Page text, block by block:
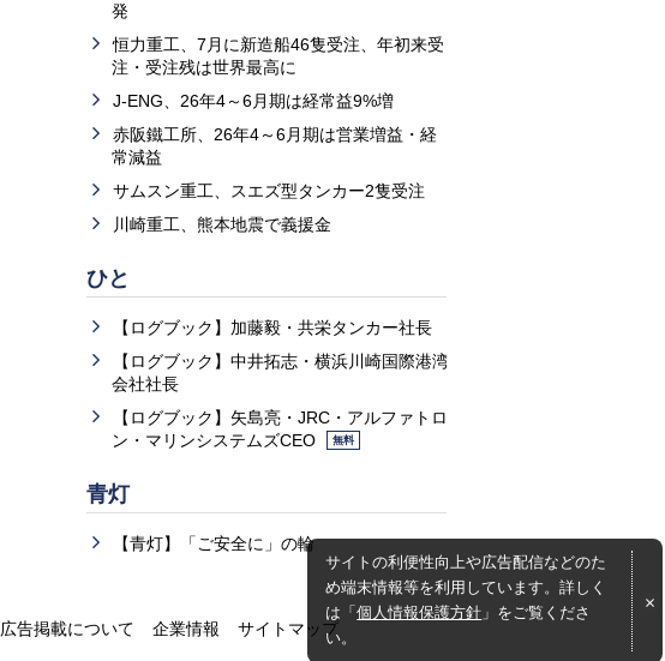
発
恒力重工、7月に新造船46隻受注、年初来受
注・受注残は世界最高に
J-ENG、26年4～6月期は経常益9%増
赤阪鐵工所、26年4～6月期は営業増益・経
常減益
サムスン重工、スエズ型タンカー2隻受注
川崎重工、熊本地震で義援金
ひと
【ログブック】加藤毅・共栄タンカー社長
【ログブック】中井拓志・横浜川崎国際港湾
会社社長
【ログブック】矢島亮・JRC・アルファトロ
ン・マリンシステムズCEO
無料
青灯
【青灯】「ご安全に」の輪
サイトの利便性向上や広告配信などのた
め端末情報等を利用しています。詳しく
は「個人情報保護方針 」をご覧くださ
い。
広告掲載について 企業情報
サイトマップ